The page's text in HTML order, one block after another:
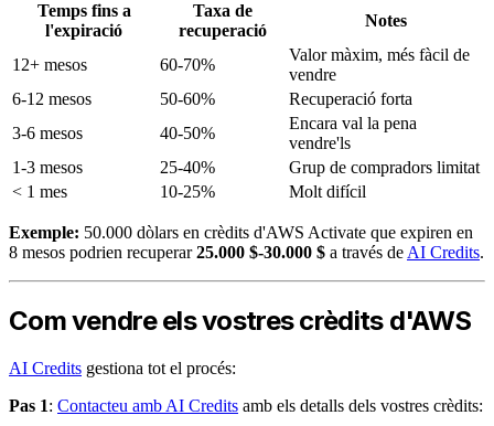
Temps fins a
l'expiració
Taxa de
recuperació
Notes
12+ mesos 60-70%
Valor màxim, més fàcil de
vendre
6-12 mesos
50-60%
Recuperació forta
3-6 mesos
40-50%
Encara val la pena
vendre'ls
1-3 mesos
25-40%
Grup de compradors limitat
< 1 mes
10-25% Molt difícil
Exemple: 50.000 dòlars en crèdits d'AWS Activate que expiren en
8 mesos podrien recuperar25.000 $-30.000 $ a través de AI Credits.
Com vendre els vostres crèdits d'AWS
AI Credits gestiona tot el procés:
Pas 1: Contacteu amb AI Credits amb els detalls dels vostres crèdits: